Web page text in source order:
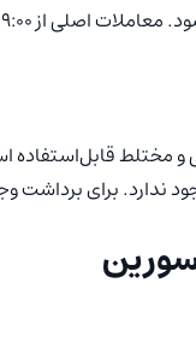
مختلط قابل‌استفاده
برای برداشت